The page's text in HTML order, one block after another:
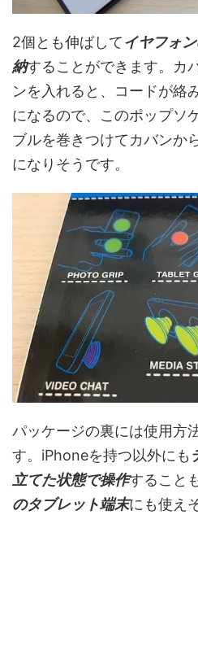
2個とも伸ばしてイヤフォ
納することができます。カ
ンを入れると、コードが絡
になるので、このポップソ
ブルを巻きつけてカバンか
になりそうです。
パッケージの裏には使用方
す。iPhoneを持つ以外にも
立てた状態で操作すること
のタブレット端末にも使え